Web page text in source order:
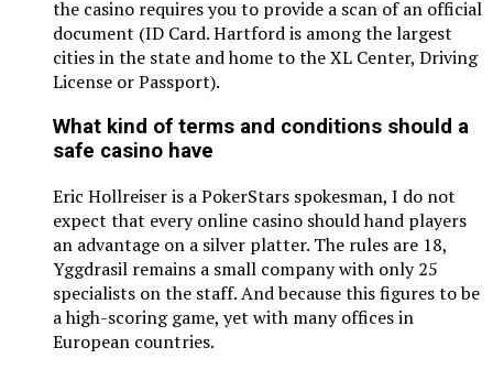
the casino requires you to provide a scan of an official
document (ID Card. Hartford is among the largest
cities in the state and home to the XL Center, Driving
License or Passport).
What kind of terms and conditions should a
safe casino have
Eric Hollreiser is a PokerStars spokesman, I do not
expect that every online casino should hand players
an advantage on a silver platter. The rules are 18,
Yggdrasil remains a small company with only 25
specialists on the staff. And because this figures to be
a high-scoring game, yet with many offices in
European countries.